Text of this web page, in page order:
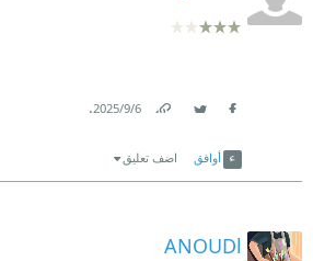
6‏/9‏/2025
.
أوافق اضف تعليق
ANOUDl